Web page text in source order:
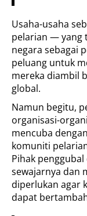
Usaha-usaha
pelarian — yang
negara sebagai
peluang untuk
mereka diambil
global.
Namun begitu,
organisasi-
mencuba
komuniti
Pihak
sewajarnya dan
diperlukan agar
dapat